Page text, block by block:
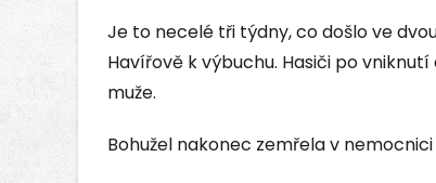
Je to necelé tři týdny, co došlo ve
Havířově k výbuchu. Hasiči po
muže.
Bohužel nakonec zemřela v